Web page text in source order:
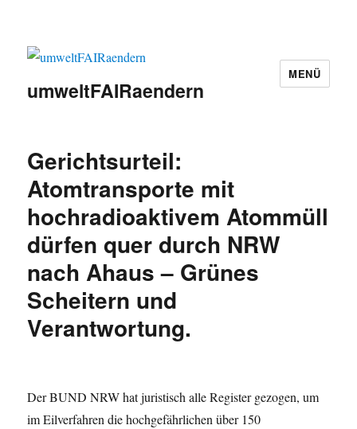
umweltFAIRaendern
MENÜ
Gerichtsurteil:
Atomtransporte mit
hochradioaktivem Atommüll
dürfen quer durch NRW
nach Ahaus – Grünes
Scheitern und
Verantwortung.
Der BUND NRW hat juristisch alle Register gezogen, um
im Eilverfahren die hochgefährlichen über 150